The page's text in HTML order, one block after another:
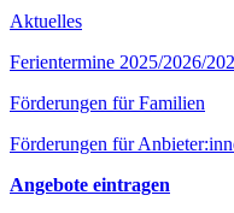
Aktuelles
Ferientermine 2025/2026/
Förderungen für Familien
Förderungen für
Angebote eintragen